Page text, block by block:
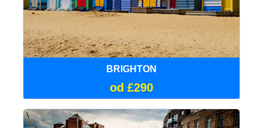
BRIGHTON
od £290